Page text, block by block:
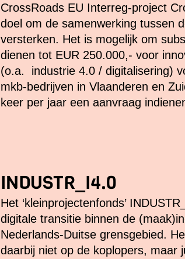
CrossRoads EU Interreg-project
doel om de samenwerking tussen
versterken. Het is mogelijk om
dienen tot EUR 250.000,- voor
(o.a. industrie 4.0 / digitalisering)
mkb-bedrijven in Vlaanderen en
keer per jaar een aanvraag
INDUSTR_I4.0
Het ‘kleinprojectenfonds’
digitale transitie binnen de
Nederlands-Duitse grensgebied.
daarbij niet op de koplopers, maar